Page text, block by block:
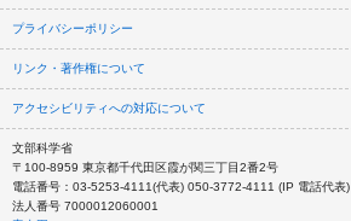
プライバシーポリシー
リンク・著作権について
アクセシビリティへの対応について
文部科学省
〒100-8959 東京都千代田区霞が関三丁目2番2号
電話番号：03-5253-4111(代表) 050-3772-4111 (IP 電話代表)
法人番号 7000012060001